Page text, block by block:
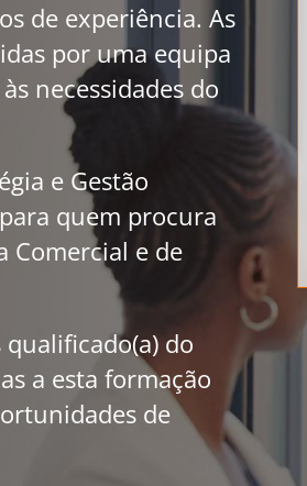
de experiência. As
por uma equipa
necessidades do
e Gestão
quem procura
Comercial e de
do
a esta formação
de